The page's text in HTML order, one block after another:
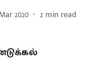
2020 2 min read